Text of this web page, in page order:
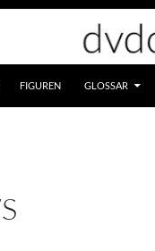
FIGUREN GLOSSAR